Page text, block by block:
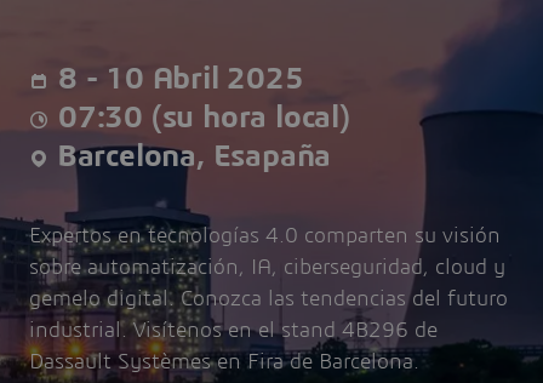
8 - 10 Abril 2025
07:30 (su hora local)
Barcelona, Esapaña
Expertos en tecnologías 4.0 comparten su visión
sobre automatización, IA, ciberseguridad, cloud y
gemelo digital. Conozca las tendencias del futuro
industrial. Visítenos en el stand 4B296 de
Dassault Systèmes en Fira de Barcelona.